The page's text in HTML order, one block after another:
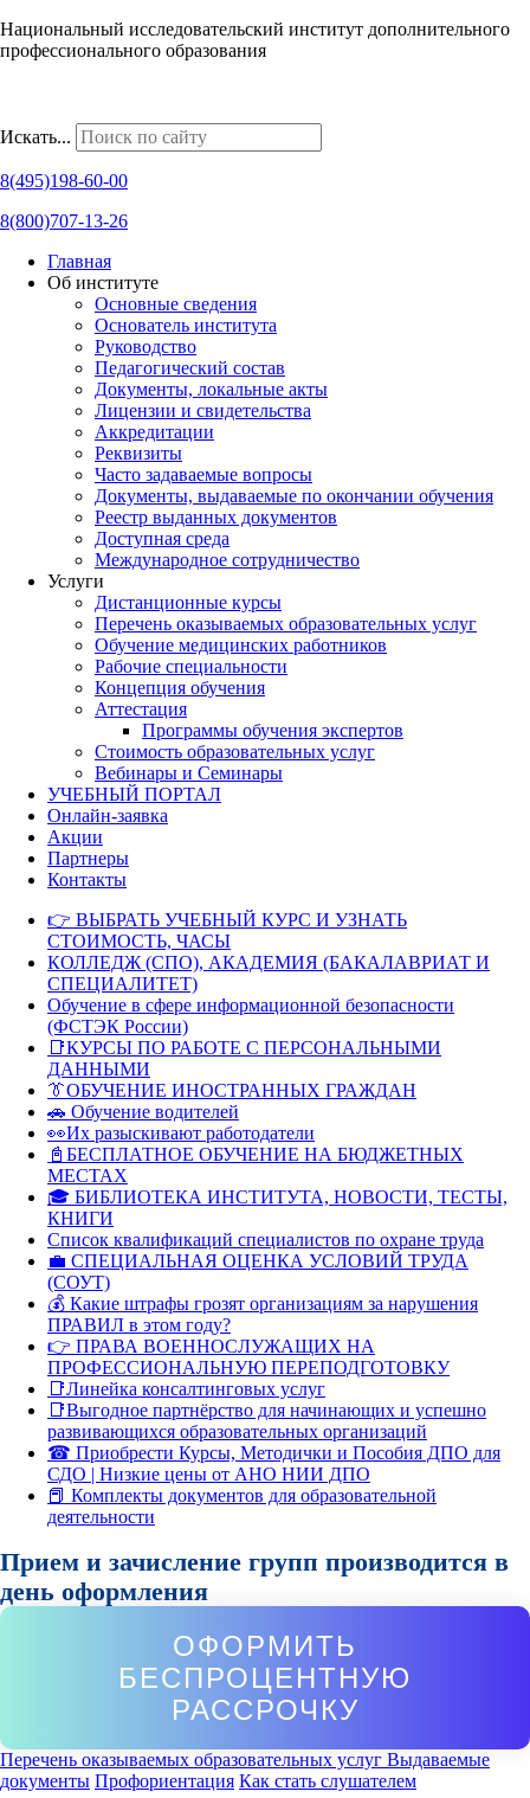
Национальный исследовательский институт дополнительного
профессионального образования
Искать...
8(495)198-60-00
8(800)707-13-26
Главная
Об институте
Основные сведения
Основатель института
Руководство
Педагогический состав
Документы, локальные акты
Лицензии и свидетельства
Аккредитации
Реквизиты
Часто задаваемые вопросы
Документы, выдаваемые по окончании обучения
Реестр выданных документов
Доступная среда
Международное сотрудничество
Услуги
Дистанционные курсы
Перечень оказываемых образовательных услуг
Обучение медицинских работников
Рабочие специальности
Концепция обучения
Аттестация
Программы обучения экспертов
Стоимость образовательных услуг
Вебинары и Семинары
УЧЕБНЫЙ ПОРТАЛ
Онлайн-заявка
Акции
Партнеры
Контакты
👉 ВЫБРАТЬ УЧЕБНЫЙ КУРС И УЗНАТЬ
СТОИМОСТЬ, ЧАСЫ
КОЛЛЕДЖ (СПО), АКАДЕМИЯ (БАКАЛАВРИАТ И
СПЕЦИАЛИТЕТ)
Обучение в сфере информационной безопасности
(ФСТЭК России)
📑КУРСЫ ПО РАБОТЕ С ПЕРСОНАЛЬНЫМИ
ДАННЫМИ
👔ОБУЧЕНИЕ ИНОСТРАННЫХ ГРАЖДАН
🚗 Обучение водителей
👀Их разыскивают работодатели
📓БЕСПЛАТНОЕ ОБУЧЕНИЕ НА БЮДЖЕТНЫХ
МЕСТАХ
🎓 БИБЛИОТЕКА ИНСТИТУТА, НОВОСТИ, ТЕСТЫ,
КНИГИ
Список квалификаций специалистов по охране труда
💼 СПЕЦИАЛЬНАЯ ОЦЕНКА УСЛОВИЙ ТРУДА
(СОУТ)
💰 Какие штрафы грозят организациям за нарушения
ПРАВИЛ в этом году?
👉 ПРАВА ВОЕННОСЛУЖАЩИХ НА
ПРОФЕССИОНАЛЬНУЮ ПЕРЕПОДГОТОВКУ
📑Линейка консалтинговых услуг
📑Выгодное партнёрство для начинающих и успешно
развивающихся образовательных организаций
☎ Приобрести Курсы, Методички и Пособия ДПО для
СДО | Низкие цены от АНО НИИ ДПО
📕 Комплекты документов для образовательной
деятельности
Прием и зачисление групп производится в
день оформления
ОФОРМИТЬ
БЕСПРОЦЕНТНУЮ
РАССРОЧКУ
Перечень оказываемых образовательных услуг Выдаваемые
документы Профориентация Как стать слушателем